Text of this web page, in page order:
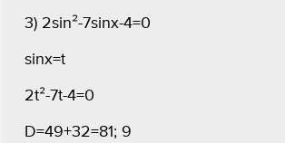
3) 2sin²-7sinx-4=0
sinx=t
2t²-7t-4=0
D=49+32=81; 9